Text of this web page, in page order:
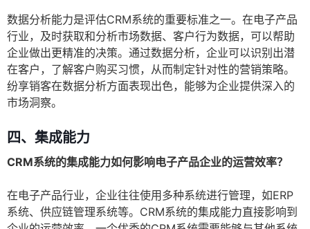
数据分析能力是评估CRM系统的重要标准之一。在电子产品
行业，及时获取和分析市场数据、客户行为数据，可以帮助
企业做出更精准的决策。通过数据分析，企业可以识别出潜
在客户，了解客户购买习惯，从而制定针对性的营销策略。
纷享销客在数据分析方面表现出色，能够为企业提供深入的
市场洞察。
四、集成能力
CRM系统的集成能力如何影响电子产品企业的运营效率？
在电子产品行业，企业往往使用多种系统进行管理，如ERP
系统、供应链管理系统等。CRM系统的集成能力直接影响到